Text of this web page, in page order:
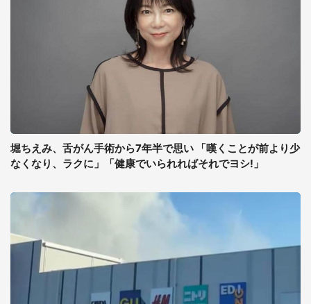
堀ちえみ、舌がん手術から7年半で思い 「嘆くことが前より少
なくなり、ラクに」「健康でいられればそれでヨシ!」